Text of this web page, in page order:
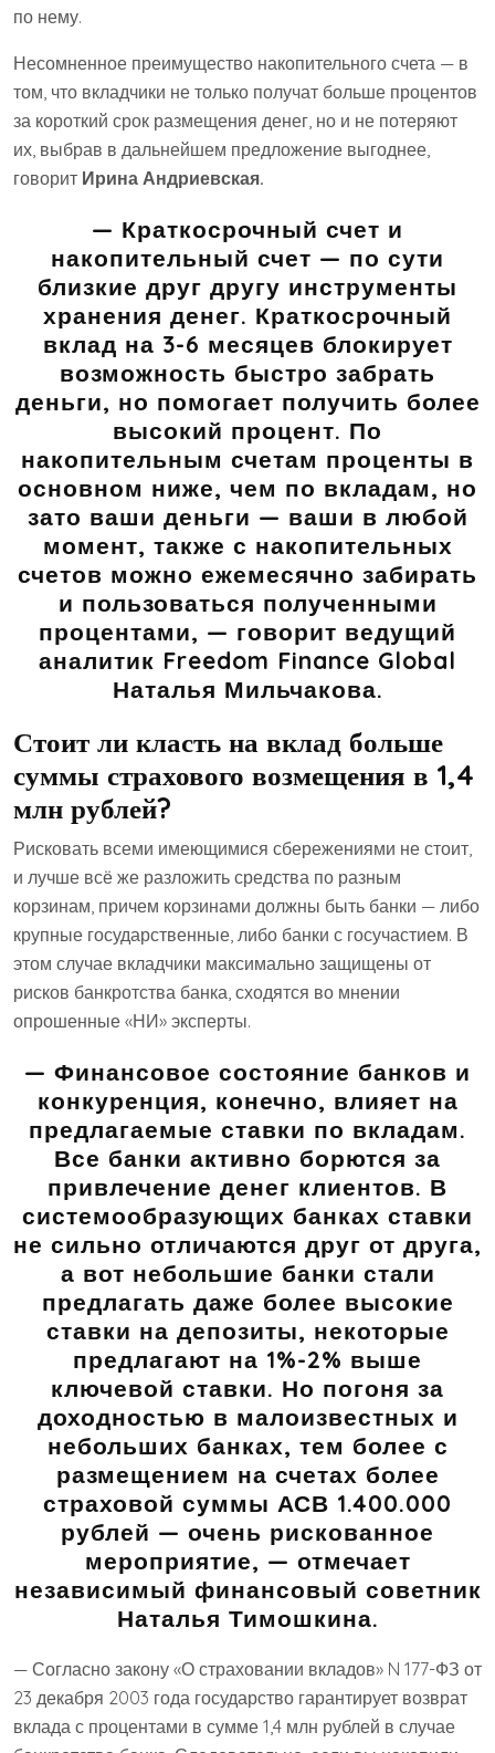
по нему.
Несомненное преимущество накопительного счета — в
том, что вкладчики не только получат больше процентов
за короткий срок размещения денег, но и не потеряют
их, выбрав в дальнейшем предложение выгоднее,
говорит Ирина Андриевская.
— Краткосрочный счет и
накопительный счет — по сути
близкие друг другу инструменты
хранения денег. Краткосрочный
вклад на 3-6 месяцев блокирует
возможность быстро забрать
деньги, но помогает получить более
высокий процент. По
накопительным счетам проценты в
основном ниже, чем по вкладам, но
зато ваши деньги — ваши в любой
момент, также с накопительных
счетов можно ежемесячно забирать
и пользоваться полученными
процентами, — говорит ведущий
аналитик Freedom Finance Global
Наталья Мильчакова.
Стоит ли класть на вклад больше
суммы страхового возмещения в 1,4
млн рублей?
Рисковать всеми имеющимися сбережениями не стоит,
и лучше всё же разложить средства по разным
корзинам, причем корзинами должны быть банки — либо
крупные государственные, либо банки с госучастием. В
этом случае вкладчики максимально защищены от
рисков банкротства банка, сходятся во мнении
опрошенные «НИ» эксперты.
— Финансовое состояние банков и
конкуренция, конечно, влияет на
предлагаемые ставки по вкладам.
Все банки активно борются за
привлечение денег клиентов. В
системообразующих банках ставки
не сильно отличаются друг от друга,
а вот небольшие банки стали
предлагать даже более высокие
ставки на депозиты, некоторые
предлагают на 1%-2% выше
ключевой ставки. Но погоня за
доходностью в малоизвестных и
небольших банках, тем более с
размещением на счетах более
страховой суммы АСВ 1.400.000
рублей — очень рискованное
мероприятие, — отмечает
независимый финансовый советник
Наталья Тимошкина.
— Согласно закону «О страховании вкладов» N 177-ФЗ от
23 декабря 2003 года государство гарантирует возврат
вклада с процентами в сумме 1,4 млн рублей в случае